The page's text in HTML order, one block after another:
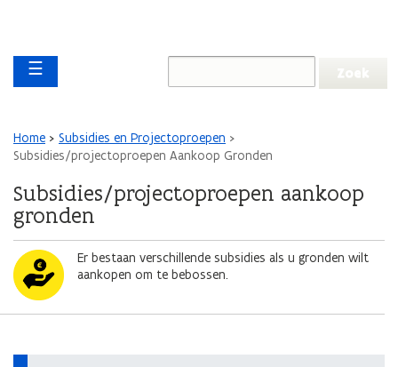
gaan
Main navigation
☰
Kruimelpad
Home
Subsidies en Projectoproepen
Subsidies/projectoproepen Aankoop Gronden
Subsidies/projectoproepen aankoop
gronden
AfbeeldingEr bestaan verschillende subsidies als u gronden wilt
aankopen om te bebossen.